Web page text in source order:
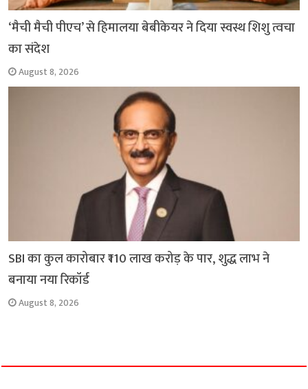
‘मैची मैची पीएच’ से हिमालया बेबीकेयर ने दिया स्वस्थ शिशु त्वचा
का संदेश
August 8, 2026
SBI का कुल कारोबार ₹110 लाख करोड़ के पार, शुद्ध लाभ ने
बनाया नया रिकॉर्ड
August 8, 2026